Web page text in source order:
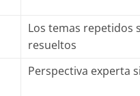
Los temas repetidos
resueltos
Perspectiva experta